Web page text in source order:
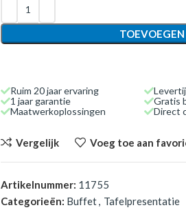
Ruim 20 jaar ervaring
1 jaar garantie
Maatwerkoplossingen
Gratis
Direct
Vergelijk Voeg toe aan
Artikelnummer: 11755
Categorieën: Buffet, Tafelpresentatie